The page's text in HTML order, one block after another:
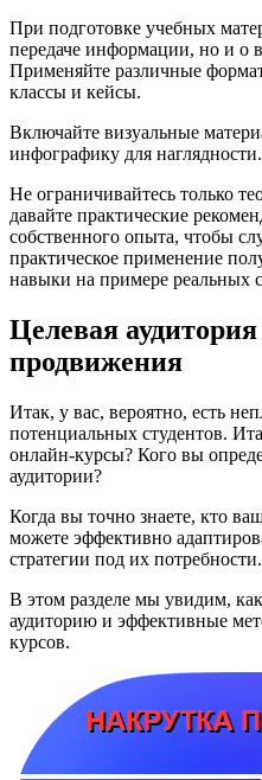
При подготовке учебных
передаче информации, но и о
Применяйте различные
классы и кейсы.
Включайте визуальные
инфографику для наглядности.
Не ограничивайтесь только
давайте практические
собственного опыта, чтобы
практическое применение
навыки на примере реальных
Целевая
продвижения
Итак, у вас, вероятно, есть
потенциальных студентов.
онлайн-курсы? Кого вы
аудитории?
Когда вы точно знаете, кто
можете эффективно
стратегии под их потребности.
В этом разделе мы увидим,
аудиторию и эффективные
курсов.